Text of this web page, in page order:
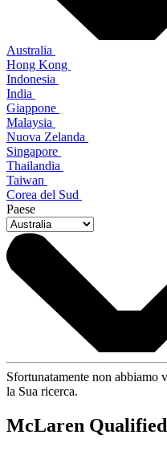
Australia
Hong Kong
Indonesia
India
Giappone
Malaysia
Nuova Zelanda
Singapore
Thailandia
Taiwan
Corea del Sud
Paese
Sfortunatamente non abbiamo
la Sua ricerca.
McLaren